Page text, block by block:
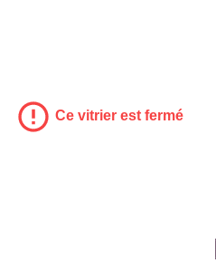
Ce vitrier est fermé